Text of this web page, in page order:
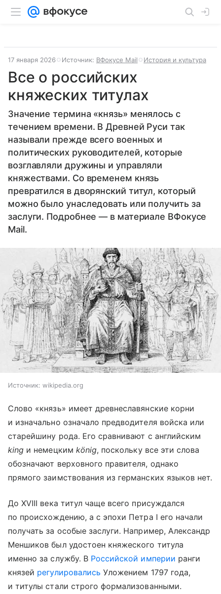
17 января 2026 Источник: ВФокусе Mail История и культура
Все о российских
княжеских титулах
Значение термина «князь» менялось с
течением времени. В Древней Руси так
называли прежде всего военных и
политических руководителей, которые
возглавляли дружины и управляли
княжествами. Со временем князь
превратился в дворянский титул, который
можно было унаследовать или получить за
заслуги. Подробнее — в материале ВФокусе
Mail.
Источник: wikipedia.org
Слово «князь» имеет древнеславянские корни
и изначально означало предводителя войска или
старейшину рода. Его сравнивают с английским
king и немецким könig, поскольку все эти слова
обозначают верховного правителя, однако
прямого заимствования из германских языков нет.
До XVIII века титул чаще всего присуждался
по происхождению, а с эпохи Петра I его начали
получать за особые заслуги. Например, Александр
Меншиков был удостоен княжеского титула
именно за службу. В Российской империи ранги
князей регулировались Уложением 1797 года,
и титулы стали строго формализованными.